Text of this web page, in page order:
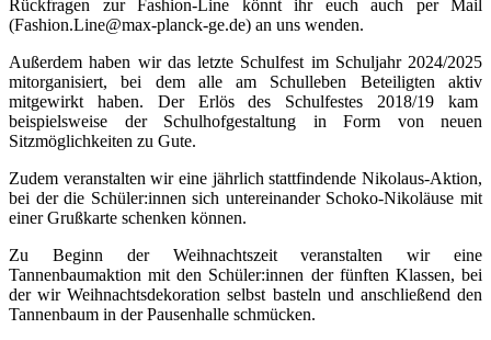
Rückfragen zur Fashion-Line könnt ihr euch auch per Mail
(Fashion.Line@max-planck-ge.de) an uns wenden.
Außerdem haben wir das letzte Schulfest im Schuljahr 2024/2025
mitorganisiert, bei dem alle am Schulleben Beteiligten aktiv
mitgewirkt haben. Der Erlös des Schulfestes 2018/19 kam
beispielsweise der Schulhofgestaltung in Form von neuen
Sitzmöglichkeiten zu Gute.
Zudem veranstalten wir eine jährlich stattfindende Nikolaus-Aktion,
bei der die Schüler:innen sich untereinander Schoko-Nikoläuse mit
einer Grußkarte schenken können.
Zu Beginn der Weihnachtszeit veranstalten wir eine
Tannenbaumaktion mit den Schüler:innen der fünften Klassen, bei
der wir Weihnachtsdekoration selbst basteln und anschließend den
Tannenbaum in der Pausenhalle schmücken.